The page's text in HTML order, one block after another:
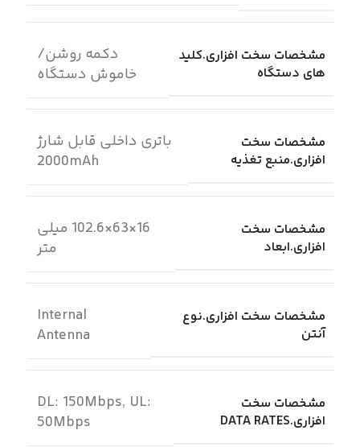
مشخصات سخت افزاری.کلید
های دستگاه
دکمه روشن/
خاموش دستگاه
مشخصات سخت
افزاری.منبع تغذیه
باتری داخلی قابل شارژ
2000mAh
مشخصات سخت
افزاری.ابعاد
16×63×102.6 میلی
متر
مشخصات سخت افزاری.نوع
آنتن
Internal
Antenna
مشخصات سخت
افزاری.DATA RATES
DL: 150Mbps, UL:
50Mbps